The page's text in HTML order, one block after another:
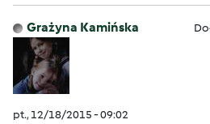
Grażyna Kamińska
pt., 12/18/2015 - 09:02